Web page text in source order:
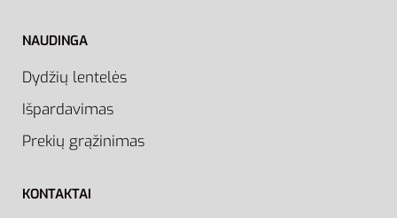
NAUDINGA
Dydžių lentelės
Išpardavimas
Prekių grąžinimas
KONTAKTAI